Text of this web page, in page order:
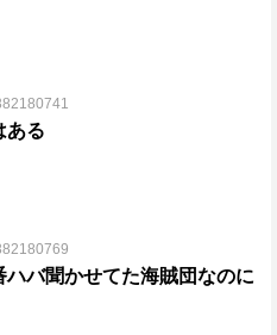
ある
バ聞かせてた海賊団なのに